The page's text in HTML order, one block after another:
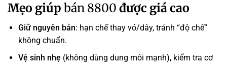
Mẹo giúp bán 8800 được giá cao
Giữ nguyên bản: hạn chế thay vỏ/dây, tránh “độ chế”
không chuẩn.
Vệ sinh nhẹ (không dùng dung môi mạnh), kiểm tra cơ